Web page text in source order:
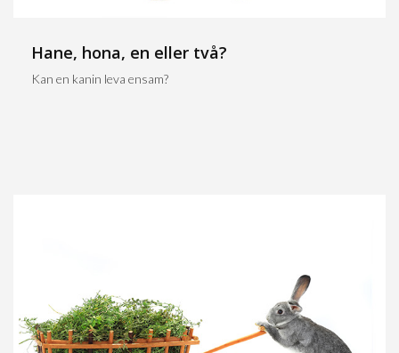
Hane, hona, en eller två?
Kan en kanin leva ensam?